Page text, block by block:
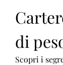
di
Scopri i